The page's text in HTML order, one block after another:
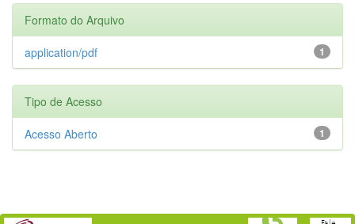
Formato do Arquivo
1
application/pdf
Tipo de Acesso
1
Acesso Aberto